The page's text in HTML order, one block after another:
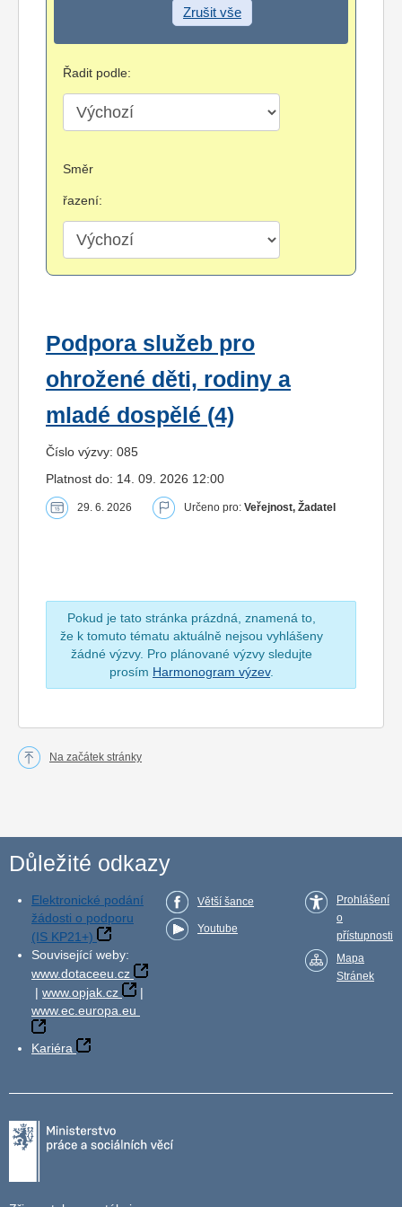
Zrušit vše
Řadit podle:
Směr
řazení:
Podpora služeb pro
ohrožené děti, rodiny a
mladé dospělé (4)
Číslo výzvy: 085
Platnost do: 14. 09. 2026 12:00
29. 6. 2026 Určeno pro: Veřejnost, Žadatel
Pokud je tato stránka prázdná, znamená to,
že k tomuto tématu aktuálně nejsou vyhlášeny
žádné výzvy. Pro plánované výzvy sledujte
prosím Harmonogram výzev.
Na začátek stránky
Důležité odkazy
Elektronické podání
žádosti o podporu
(IS KP21+)
Související weby:
www.dotaceeu.cz
| www.opjak.cz
|
www.ec.europa.eu
Kariéra
Větší šance
Youtube
Prohlášení
o
přístupnosti
Mapa
Stránek